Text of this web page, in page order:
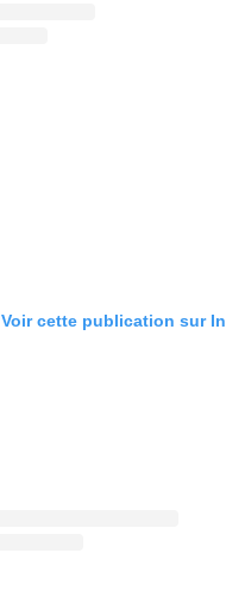
Voir cette publication sur